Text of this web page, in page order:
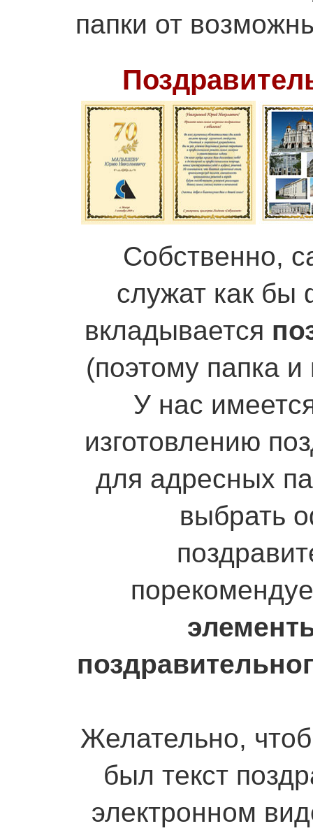
папки от
Собственно,
служат как бы
вкладывается
(поэтому папка
У нас
изготовлению
для адресных
выбрать
Желательно,
был текст
электронном